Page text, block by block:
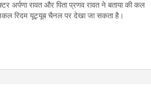
अर्पणा रावत और पिता प्रणव रावत ने बताया की कल
रिदम यूट्यूब चैनल पर देखा जा सकता है।